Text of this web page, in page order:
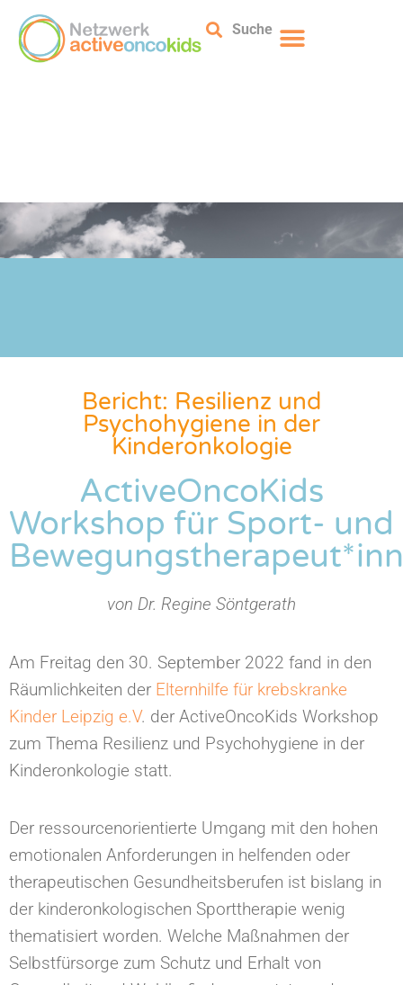
Suche
Bericht: Resilienz und
Psychohygiene in der
Kinderonkologie
ActiveOncoKids
Workshop für Sport- und
von Dr. Regine Söntgerath
Am Freitag den 30. September 2022 fand in den
Räumlichkeiten der Elternhilfe für krebskranke
Kinder Leipzig e.V. der ActiveOncoKids Workshop
zum Thema Resilienz und Psychohygiene in der
Kinderonkologie statt.
Der ressourcenorientierte Umgang mit den hohen
emotionalen Anforderungen in helfenden oder
therapeutischen Gesundheitsberufen ist bislang in
der kinderonkologischen Sporttherapie wenig
thematisiert worden. Welche Maßnahmen der
Selbstfürsorge zum Schutz und Erhalt von